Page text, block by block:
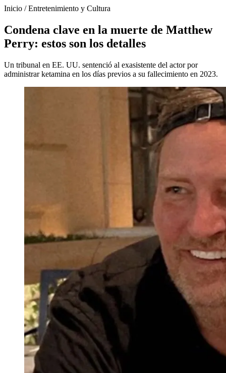
Inicio /Entretenimiento y Cultura
Condena clave en la muerte de Matthew
Perry: estos son los detalles
Un tribunal en EE. UU. sentenció al exasistente del actor por
administrar ketamina en los días previos a su fallecimiento en 2023.